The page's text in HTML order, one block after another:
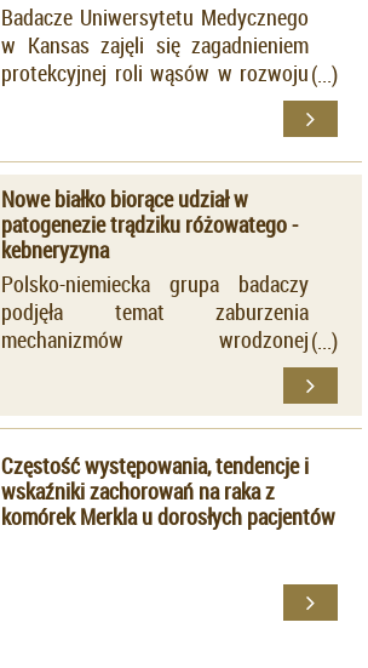
Badacze Uniwersytetu Medycznego
w Kansas zajęli się zagadnieniem
protekcyjnej roli wąsów w rozwoju
AK w obrębie warg. Sugerowali się
dostępnymi doniesieniami
naukowymi, które potwierdzają, że
włosy na skórze głowy zmniejszają
częstość występowania ognisk
rogowacenia słonecznego.
Nowe białko biorące udział w
patogenezie trądziku różowatego -
kebneryzyna
Polsko-niemiecka grupa badaczy
podjęła temat zaburzenia
mechanizmów wrodzonej
odpowiedzi immunologicznej,
biorących udział w patogenezie
trądziku różowatego. Grupę
badawczą stanowiło 6 pacjentów z
rozpoznaniemrosaceao nasileniu
umiarkowanym i ciężkim.
Częstość występowania, tendencje i
wskaźniki zachorowań na raka z
komórek Merkla u dorosłych pacjentów